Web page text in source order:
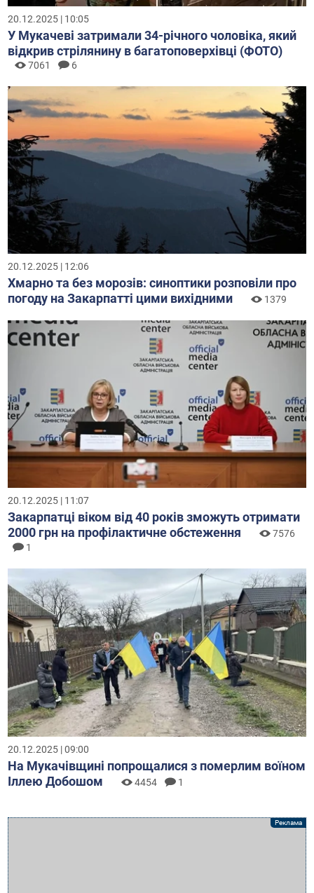
20.12.2025 | 10:05
У Мукачеві затримали 34-річного чоловіка, який
відкрив стрілянину в багатоповерхівці (ФОТО)
7061 6
20.12.2025 | 12:06
Хмарно та без морозів: синоптики розповіли про
погоду на Закарпатті цими вихідними
1379
20.12.2025 | 11:07
Закарпатці віком від 40 років зможуть отримати
2000 грн на профілактичне обстеження
7576
1
20.12.2025 | 09:00
На Мукачівщині попрощалися з померлим воїном
Іллею Добошом
4454 1